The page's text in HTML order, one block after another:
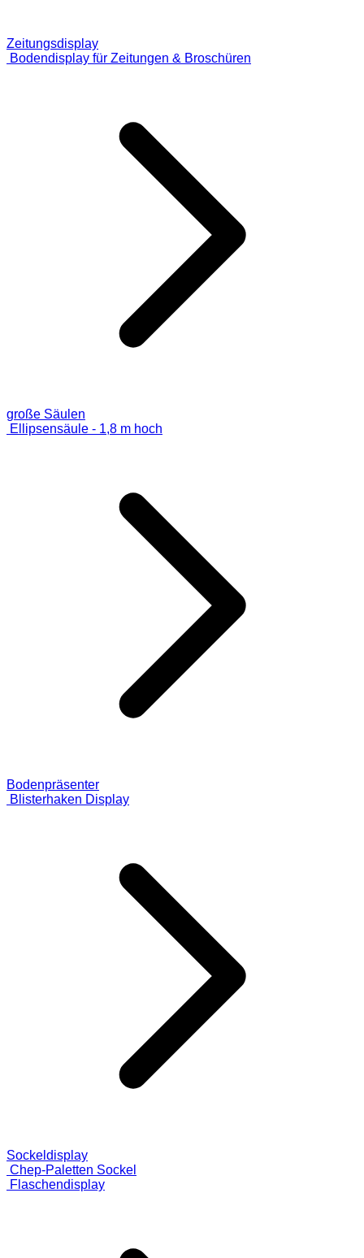
Zeitungsdisplay
Bodendisplay für Zeitungen & Broschüren
große Säulen
Ellipsensäule - 1,8 m hoch
Bodenpräsenter
Blisterhaken Display
Sockeldisplay
Chep-Paletten Sockel
Flaschendisplay